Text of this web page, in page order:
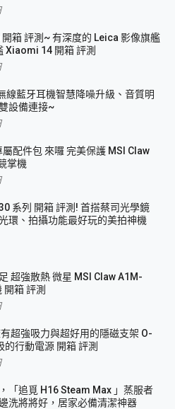
箱 評測~ 有深度的 Leica 影像旗艦
Xiaomi 14 開箱 評測
線藍牙耳機智慧降噪升級、音質明
設備連接~
屬配件包 來囉 完美保護 MSI Claw
掌機
系列 開箱 評測! 首搭蔡司光學鏡
環、拍攝功能最好玩的美拍神機
超強散熱 微星 MSI Claw A1M-
開箱 評測
超強吸力與超好用的隱磁支架 O-
的行動電源 開箱 評測
「追覓 H16 Steam Max 」蒸服者
洗將將好，居家必備清潔神器